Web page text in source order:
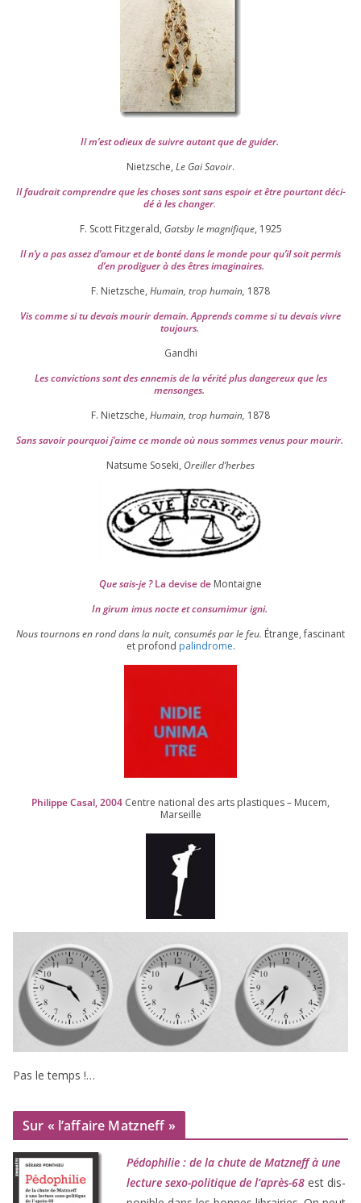
Il m’est odieux de suivre autant que de gui­der.
Nietzsche, Le Gai Savoir.
Il fau­drait com­prendre que les choses sont sans espoir et être pour­tant déci­
dé à les chan­ger.
F. Scott Fitzgerald, Gatsby le magni­fique, 1925
Il n’y a pas assez d’a­mour et de bon­té dans le monde pour qu’il soit per­mis
d’en pro­di­guer à des êtres imaginaires.
F. Nietzsche, Humain, trop humain, 1878
Vis comme si tu devais mou­rir demain. Apprends comme si tu devais vivre
toujours.
Gandhi
Les convic­tions sont des enne­mis de la véri­té plus dan­ge­reux que les
mensonges.
F. Nietzsche, Humain, trop humain, 1878
Sans savoir pour­quoi j’aime ce monde où nous sommes venus pour mourir.
Natsume Soseki, Oreiller d’herbes
Que sais-je ?La devise de Montaigne
In girum imus nocte et consu­mi­mur igni.
Nous tour­nons en rond dans la nuit, consu­més par le feu. Étrange, fas­ci­nant
et pro­fond palin­drome.
Philippe Casal,2004 Centre natio­nal des arts plas­tiques – Mucem,
Marseille
Pas le temps !…
Sur « l’affaire Matzneff »
Pédophilie : de la chute de Matzneff à une
lec­ture sexo-poli­tique de l’après-68 est dis­